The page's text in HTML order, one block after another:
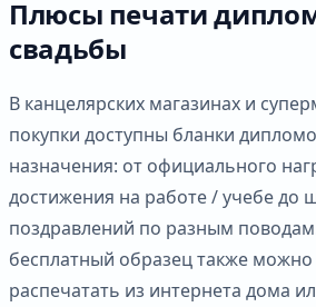
Плюсы печати
свадьбы
В канцелярских магазинах и
покупки доступны бланки
назначения: от официального
достижения на работе / учебе до
поздравлений по разным
бесплатный образец также можно
распечатать из интернета дома